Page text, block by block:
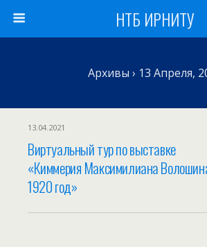
НТБ ИРНИТУ
Архивы › 13 Апреля,
13.04.2021
Виртуальный тур по выставке
«Киммерия Максимилиана
1920 год»